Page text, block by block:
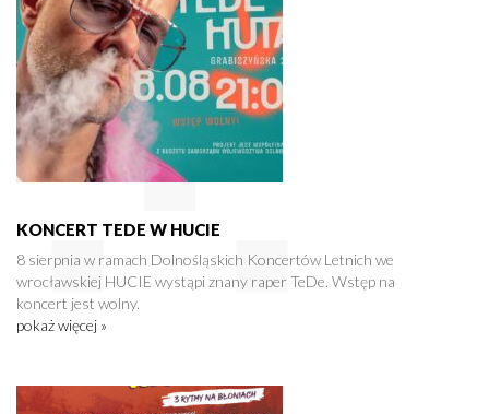
KONCERT TEDE W HUCIE
8 sierpnia w ramach Dolnośląskich Koncertów Letnich we
wrocławskiej HUCIE wystąpi znany raper TeDe. Wstęp na
koncert jest wolny.
pokaż więcej »